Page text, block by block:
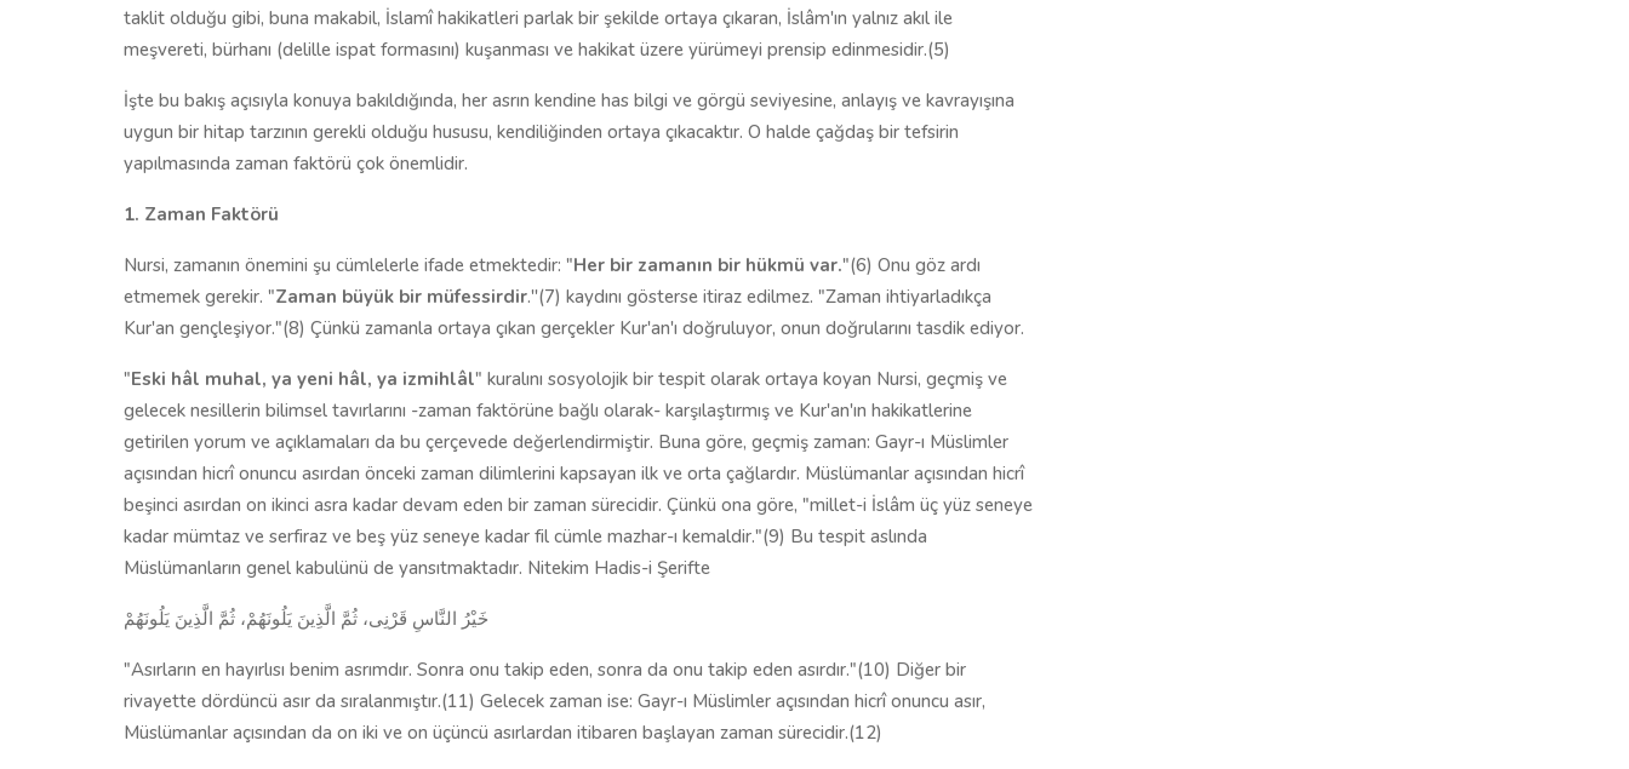
taklit olduğu gibi, buna makabil, İslamî hakikatleri parlak bir şekilde ortaya çıkaran, İslâm'ın yalnız akıl ile
meşvereti, bürhanı (delille ispat formasını) kuşanması ve hakikat üzere yürümeyi prensip edinmesidir.(5)
İşte bu bakış açısıyla konuya bakıldığında, her asrın kendine has bilgi ve görgü seviyesine, anlayış ve kavrayışına
uygun bir hitap tarzının gerekli olduğu hususu, kendiliğinden ortaya çıkacaktır. O halde çağdaş bir tefsirin
yapılmasında zaman faktörü çok önemlidir.
1. Zaman Faktörü
Nursi, zamanın önemini şu cümlelerle ifade etmektedir: "Her bir zamanın bir hükmü var."(6) Onu göz ardı
etmemek gerekir. "Zaman büyük bir müfessirdir.''(7) kaydını gösterse itiraz edilmez. "Zaman ihtiyarladıkça
Kur'an gençleşiyor."(8) Çünkü zamanla ortaya çıkan gerçekler Kur'an'ı doğruluyor, onun doğrularını tasdik ediyor.
"Eski hâl muhal, ya yeni hâl, ya izmihlâl" kuralını sosyolojik bir tespit olarak ortaya koyan Nursi, geçmiş ve
gelecek nesillerin bilimsel tavırlarını -zaman faktörüne bağlı olarak- karşılaştırmış ve Kur'an'ın hakikatlerine
getirilen yorum ve açıklamaları da bu çerçevede değerlendirmiştir. Buna göre, geçmiş zaman: Gayr-ı Müslimler
açısından hicrî onuncu asırdan önceki zaman dilimlerini kapsayan ilk ve orta çağlardır. Müslümanlar açısından hicrî
beşinci asırdan on ikinci asra kadar devam eden bir zaman sürecidir. Çünkü ona göre, "millet-i İslâm üç yüz seneye
kadar mümtaz ve serfiraz ve beş yüz seneye kadar fil cümle mazhar-ı kemaldir."(9) Bu tespit aslında
Müslümanların genel kabulünü de yansıtmaktadır. Nitekim Hadis-i Şerifte
خَيْرُ النَّاسِ قَرْنِى، ثُمَّ الَّذِينَ يَلُونَهُمْ، ثُمَّ الَّذِينَ يَلُونَهُمْ
"Asırların en hayırlısı benim asrımdır. Sonra onu takip eden, sonra da onu takip eden asırdır."(10) Diğer bir
rivayette dördüncü asır da sıralanmıştır.(11) Gelecek zaman ise: Gayr-ı Müslimler açısından hicrî onuncu asır,
Müslümanlar açısından da on iki ve on üçüncü asırlardan itibaren başlayan zaman sürecidir.(12)